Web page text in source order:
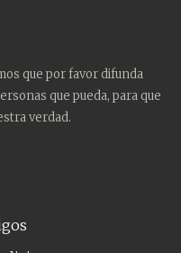
que por favor difunda
que pueda, para que
verdad.